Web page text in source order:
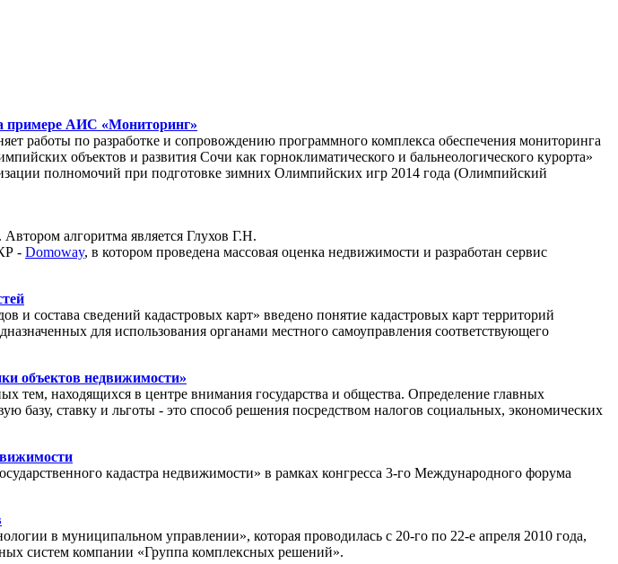
примере АИС «Мониторинг»
работы по разработке и сопровождению программного комплекса обеспечения мониторинга
объектов и развития Сочи как горноклиматического и бальнеологического курорта»
полномочий при подготовке зимних Олимпийских игр 2014 года (Олимпийский
алгоритма является Глухов Г.Н.
- Domoway, в котором проведена массовая оценка недвижимости и разработан сервис
состава сведений кадастровых карт» введено понятие кадастровых карт территорий
для использования органами местного самоуправления соответствующего
объектов недвижимости»
находящихся в центре внимания государства и общества. Определение главных
базу, ставку и льготы - это способ решения посредством налогов социальных, экономических
кадастра недвижимости» в рамках конгресса 3-го Международного форума
в муниципальном управлении», которая проводилась с 20-го по 22-е апреля 2010 года,
систем компании «Группа комплексных решений».